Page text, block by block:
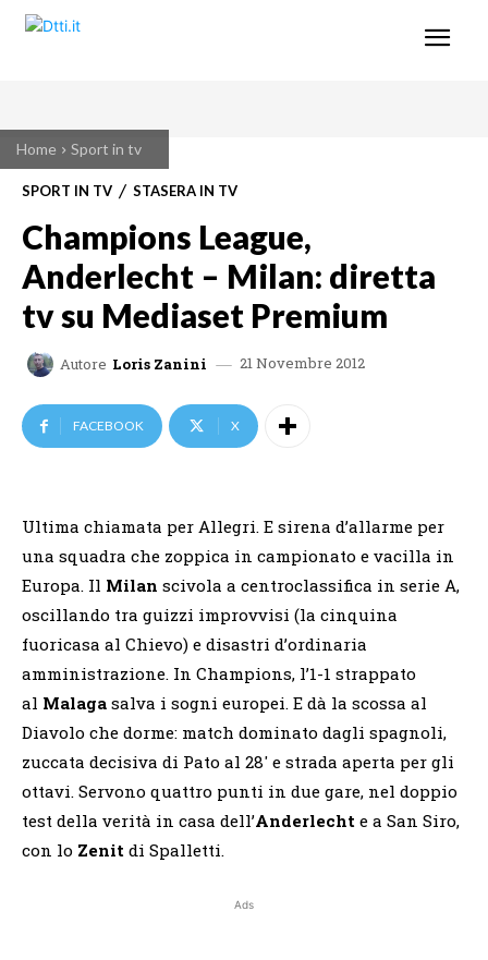
Home Sport in tv
SPORT IN TV STASERA IN TV
Champions League,
Anderlecht – Milan: diretta
tv su Mediaset Premium
Autore Loris Zanini 21 Novembre 2012
FACEBOOK X
Ultima chiamata per Allegri. E sirena d’allarme per
una squadra che zoppica in campionato e vacilla in
Europa. Il Milan scivola a centroclassifica in serie A,
oscillando tra guizzi improvvisi (la cinquina
fuoricasa al Chievo) e disastri d’ordinaria
amministrazione. In Champions, l’1-1 strappato
al Malaga salva i sogni europei. E dà la scossa al
Diavolo che dorme: match dominato dagli spagnoli,
zuccata decisiva di Pato al 28′ e strada aperta per gli
ottavi. Servono quattro punti in due gare, nel doppio
test della verità in casa dell’Anderlecht e a San Siro,
con lo Zenit di Spalletti.
Ads